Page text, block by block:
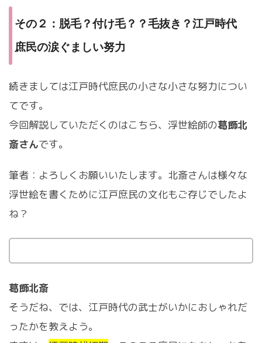
その２：脱毛？付け毛？？毛抜き？江戸時代
庶民の涙ぐましい努力
続きましては江戸時代庶民の小さな小さな努力につい
てです。
今回解説していただくのはこちら、浮世絵師の葛飾北
斎さんです。
筆者：よろしくお願いいたします。北斎さんは様々な
浮世絵を書くために江戸庶民の文化もご存じでしたよ
ね？
葛飾北斎
そうだね、では、江戸時代の武士がいかにおしゃれだ
ったかを教えよう。